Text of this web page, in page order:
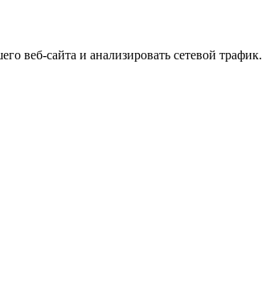
веб-сайта и анализировать сетевой трафик.